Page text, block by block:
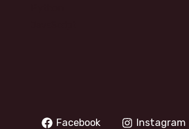
Facebook
Instagram